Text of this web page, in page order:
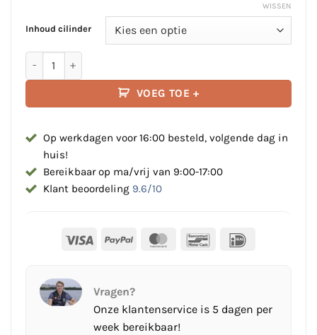
€64.95
Inhoud cilinder
WISSEN
VOEG TOE +
Op werkdagen voor 16:00 besteld, volgende dag in
huis!
Bereikbaar op ma/vrij van 9:00-17:00
Klant beoordeling 9.6/10
Visa PayPal MasterCardBancontact
Vragen?
Onze klantenservice is 5 dagen per
week bereikbaar!